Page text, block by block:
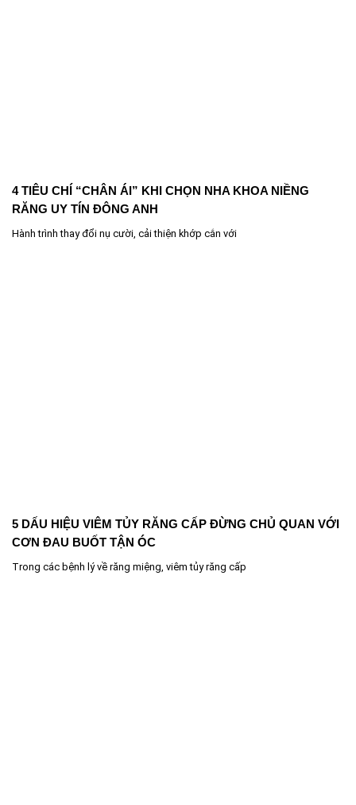
4 TIÊU CHÍ “CHÂN ÁI” KHI CHỌN NHA KHOA NIỀNG
RĂNG UY TÍN ĐÔNG ANH
Hành trình thay đổi nụ cười, cải thiện khớp cắn với
5 DẤU HIỆU VIÊM TỦY RĂNG CẤP ĐỪNG CHỦ QUAN VỚI
CƠN ĐAU BUỐT TẬN ÓC
Trong các bệnh lý về răng miệng, viêm tủy răng cấp